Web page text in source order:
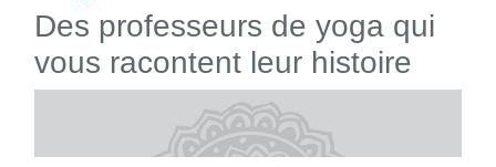
Des professeurs de yoga qui
vous racontent leur histoire